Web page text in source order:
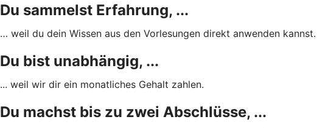
Du sammelst Erfahrung, ...
… weil du dein Wissen aus den Vorlesungen direkt anwenden kannst.
Du bist unabhängig, ...
... weil wir dir ein monatliches Gehalt zahlen.
Du machst bis zu zwei Abschlüsse, ...